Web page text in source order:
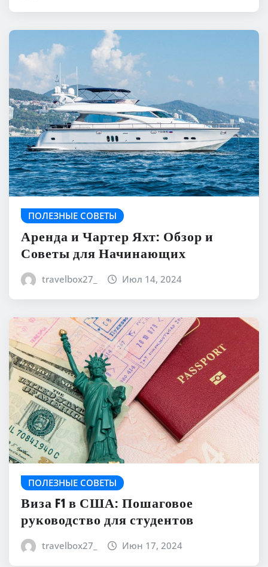
ПОЛЕЗНЫЕ СОВЕТЫ
Аренда и Чартер Яхт: Обзор и
Советы для Начинающих
travelbox27_ Июл 14, 2024
ПОЛЕЗНЫЕ СОВЕТЫ
Виза F1 в США: Пошаговое
руководство для студентов
travelbox27_ Июн 17, 2024